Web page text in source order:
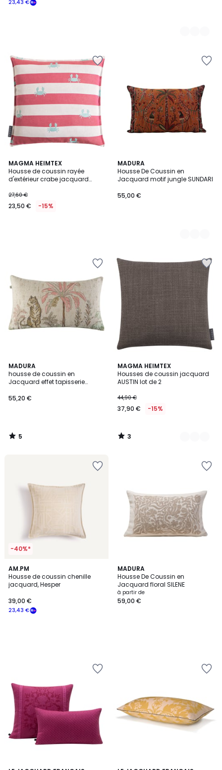
23,43 €
MAGMA HEIMTEX
Housse de coussin rayée
d'extérieur crabe jacquard
27,60 €
23,50 € -15%
MADURA
Housse De Coussin en
Jacquard motif jungle SUNDARI
55,00 €
3
Couleurs
MADURA
housse de coussin en
Jacquard effet tapisserie
55,20 €
5
/
5
5
/
MAGMA HEIMTEX
Housses de coussin jacquard
AUSTIN lot de 2
44,90 €
37,90 € -15%
3
/
5
5
Couleurs
3
/
-40%*
AM.PM
Housse de coussin chenille
jacquard, Hesper
23,43 €
39,00 €
MADURA
Housse De Coussin en
Jacquard floral SILENE
à partir de
59,00 €